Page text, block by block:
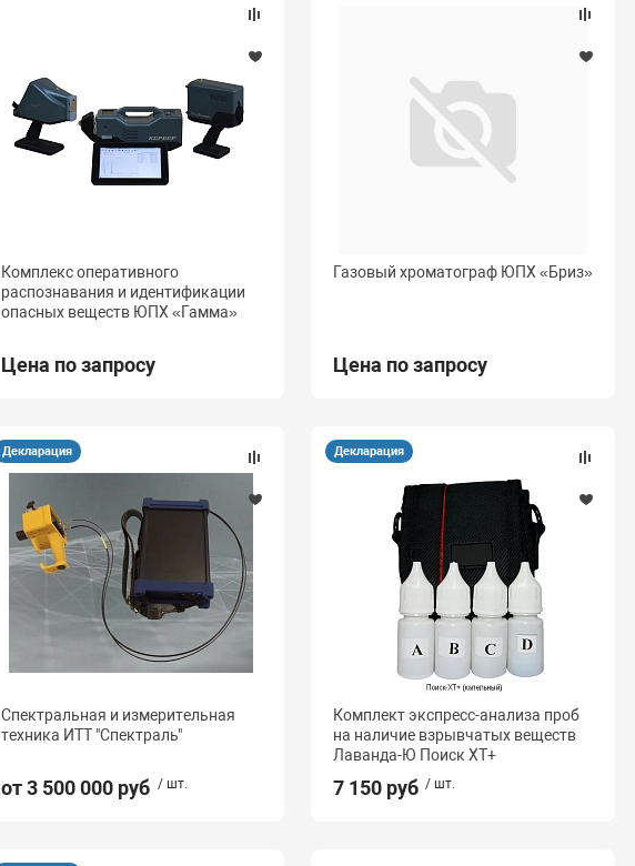
Комплекс оперативного
распознавания и идентификации
опасных веществ ЮПХ «Гамма»
Цена по запросу
Газовый хроматограф ЮПХ «Бриз»
Цена по запросу
Декларация
Спектральная и измерительная
техника ИТТ "Спектраль"
от 3 500 000 руб / шт.
Декларация
Комплект экспресс-анализа проб
на наличие взрывчатых веществ
Лаванда-Ю Поиск ХТ+
7 150 руб / шт.